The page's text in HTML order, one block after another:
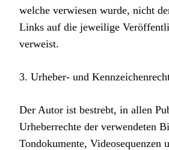
welche verwiesen wurde, nicht
Links auf die jeweilige
verweist.
3. Urheber- und
Der Autor ist bestrebt, in allen
Urheberrechte der verwendeten
Tondokumente, Videosequenzen